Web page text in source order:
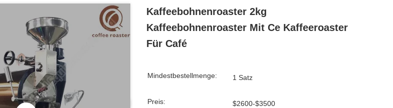
Kaffeebohnenroaster 2kg
Kaffeebohnenroaster Mit Ce Kaffeeroaster
Für Café
Mindestbestellmenge: 1 Satz
Preis: $2600-$3500